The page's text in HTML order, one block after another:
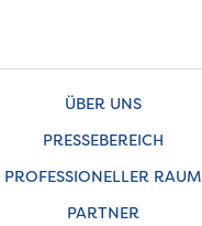
ÜBER UNS
PRESSEBEREICH
PROFESSIONELLER RAUM
PARTNER